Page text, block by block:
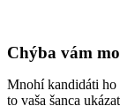
Chýba vám
Mnohí kandidáti
to vaša šanca